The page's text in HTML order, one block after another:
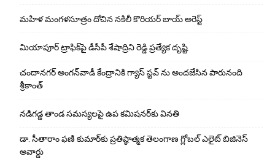
మహిళ మంగళసూత్రం దోచిన నకిలీ కొరియర్ బాయ్ అరెస్ట్
మియాపూర్ ట్రాఫిక్‌పై డీసీపీ శేషాద్రిని రెడ్డి ప్రత్యేక దృష్టి
చందానగర్ అంగన్‌వాడీ కేంద్రానికి గ్యాస్ స్టవ్ ను అందజేసిన పారునంది
శ్రీకాంత్
నడిగడ్డ తాండ సమస్యలపై ఉప కమిషనర్‌కు వినతి
డా. సీతారాం ఫణి కుమార్‌కు ప్రతిష్ఠాత్మక తెలంగాణ గ్లోబల్ ఎలైట్ బిజినెస్
అవార్డు